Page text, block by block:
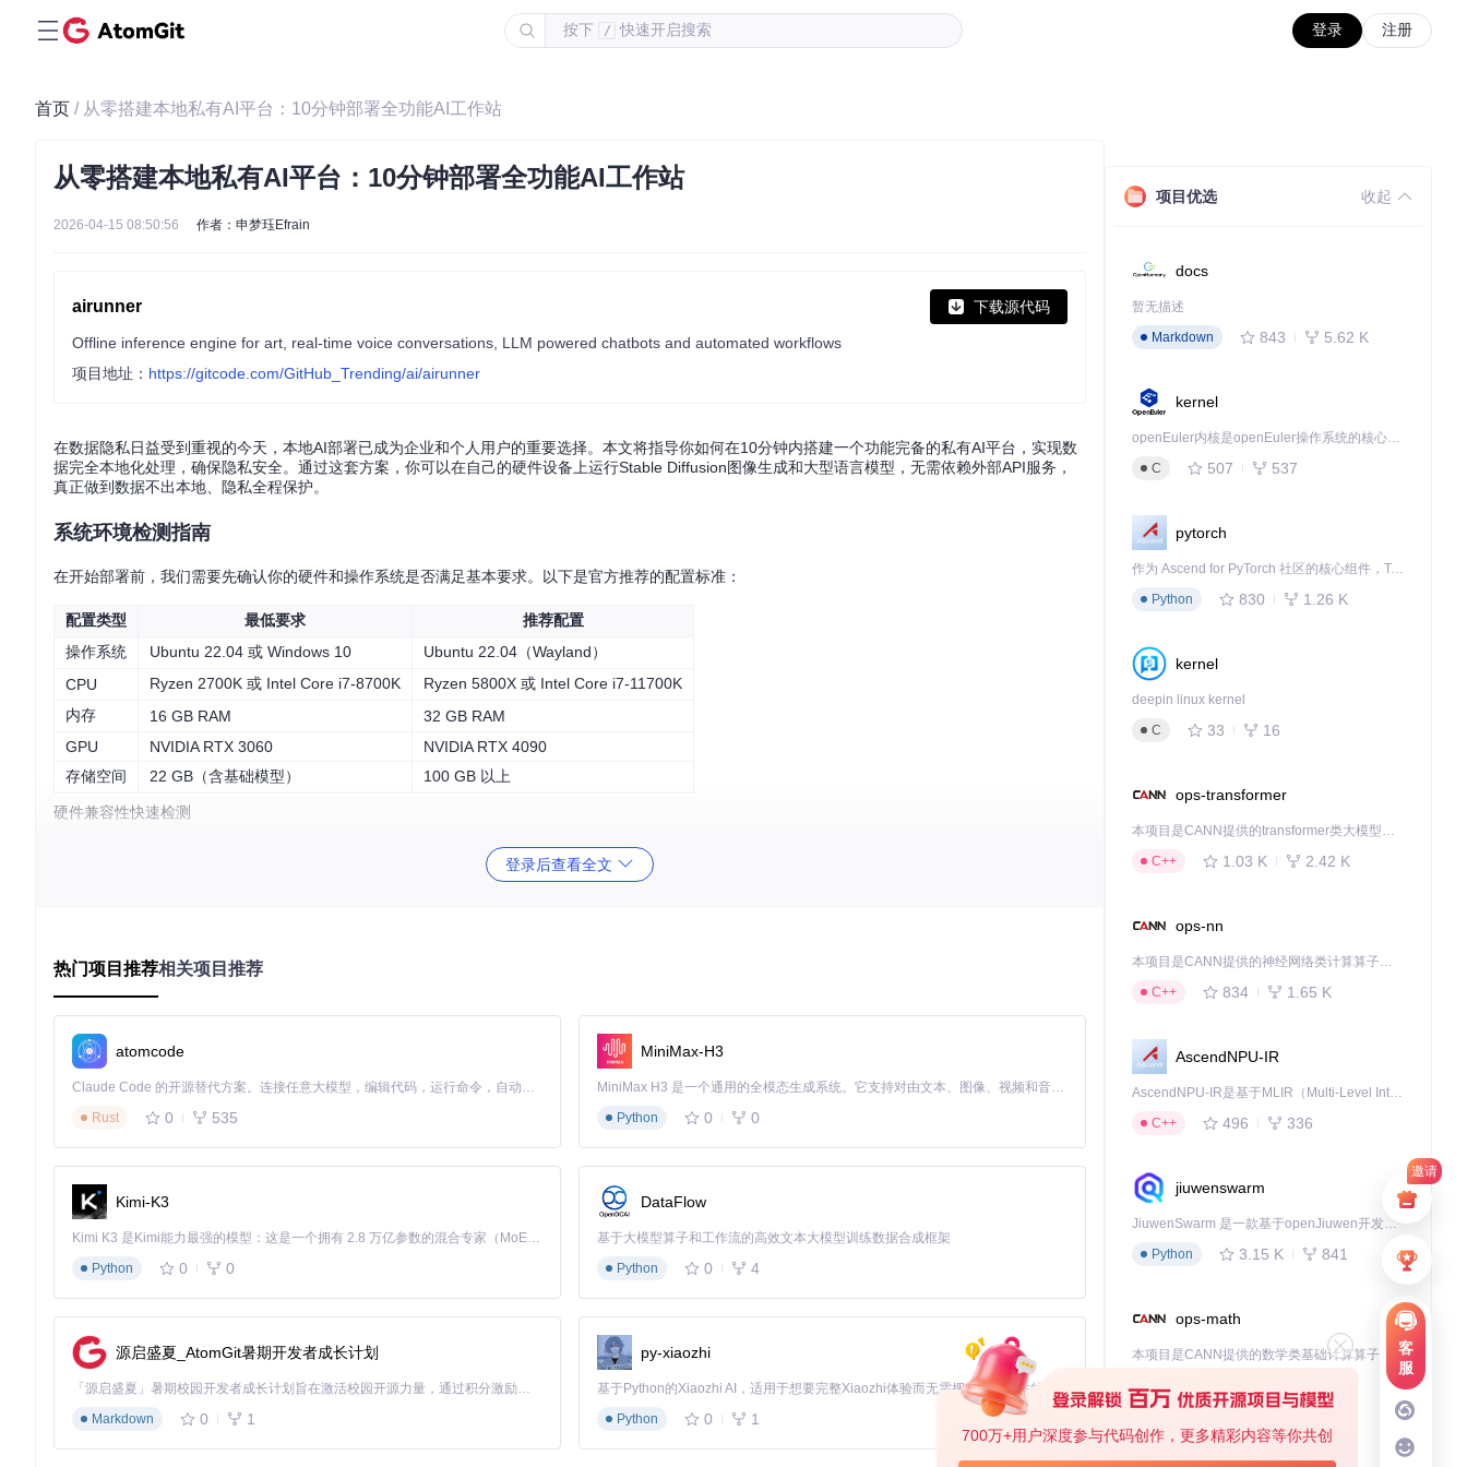
按下 / 快速开启搜索 登录 注册
邀请
客
服
700万+用户深度参与代码创作，更多精彩内容等你共创
首页 / 从零搭建本地私有AI平台：10分钟部署全功能AI工作站
从零搭建本地私有AI平台：10分钟部署全功能AI工作站
2026-04-15 08:50:56 作者：申梦珏Efrain
airunner 下载源代码
Offline inference engine for art, real-time voice conversations, LLM powered chatbots and automated workflows
项目地址： https://gitcode.com/GitHub_Trending/ai/airunner
在数据隐私日益受到重视的今天，本地AI部署已成为企业和个人用户的重要选择。本文将指导你如何在10分钟内搭建一个功能完备的私有AI平台，实现数
据完全本地化处理，确保隐私安全。通过这套方案，你可以在自己的硬件设备上运行Stable Diffusion图像生成和大型语言模型，无需依赖外部API服务，
真正做到数据不出本地、隐私全程保护。
系统环境检测指南
在开始部署前，我们需要先确认你的硬件和操作系统是否满足基本要求。以下是官方推荐的配置标准：
配置类型 最低要求
推荐配置
操作系统
Ubuntu 22.04 或 Windows 10
Ubuntu 22.04（Wayland）
CPU
Ryzen 2700K 或 Intel Core i7-8700K
Ryzen 5800X 或 Intel Core i7-11700K
内存
16 GB RAM
32 GB RAM
GPU
NVIDIA RTX 3060
NVIDIA RTX 4090
存储空间
22 GB（含基础模型） 100 GB 以上
硬件兼容性快速检测
# 检查已安装内存
free -h | awk '/Mem:/ {print $2}'
# 检查NVIDIA GPU型号和驱动版本
nvidia-smi | grep
如果你的GPU是NVIDIA RTX 3060或更高版本，且内存大于等于16GB，那么你已经满足基本运行条件。
环境部署步骤详解
1. 系统依赖安装
首先更新系统并安装必要的依赖包，打开终端执行以下命令：
sudo apt update && sudo
apt install -y make build-essential libssl-dev zlib1g-dev libbz2-dev \
libreadline-dev libsqlite3-dev wget curl llvm libncurses5-dev libncursesw5-dev \
xz-utils tk-dev libffi-dev liblzma-dev python3-openssl git nvidia-cuda-toolkit \
pipewire libportaudio2 libxcb-cursor0 gnupg gpg-agent pinentry-curses espeak \
xclip cmake qt6-qpa-plugins qt6-wayland qt6-gtk-platformtheme mecab \
登录后查看全文
热门项目推荐相关项目推荐
atomcode
Claude Code 的开源替代方案。连接任意大模型，编辑代码，运行命令，自动验证 — 全自动执行。用 Rust 构建，极致性能。 ｜ An open-source alternative to Claude Code. Connect any LLM, edit code, run commands, and verify changes — autonomously. Built in Rust for speed. Get Started
Rust
0 535
MiniMax-H3
MiniMax H3 是一个通用的全模态生成系统。它支持对由文本、图像、视频和音频组成的多模态上下文进行统一理解，并能生成分辨率高达 2K、时长可达 15 秒的带原生立体声音频的视频。得益于面向任务泛化的系统设计，H3 在预训练阶段就已具备广泛的多模态上下文理解与生成能力，能够出色地执行复杂的多模态指令。
Python
0 0
Kimi-K3
Kimi K3 是Kimi能力最强的模型：这是一个拥有 2.8 万亿参数的混合专家（MoE）模型，具备原生视觉理解能力，并支持 100 万 token 的上下文窗口。
Python
0 0
DataFlow
基于大模型算子和工作流的高效文本大模型训练数据合成框架
Python
0 4
源启盛夏_AtomGit暑期开发者成长计划
「源启盛夏」暑期校园开发者成长计划旨在激活校园开源力量，通过积分激励、认证扶持、资源倾斜等形式，引导高校组织和开发者完成「入驻 — 建项目 — 做贡献 — 获认证 — 得资源」的完整闭环。无论你是想带领社团入驻平台的组织者，还是希望用代码贡献证明自己的开发者，都能在这里找到属于你的成长路径。
Markdown
0 1
py-xiaozhi
基于Python的Xiaozhi AI，适用于想要完整Xiaozhi体验而无需拥有专用硬件的用户。
Python
0 1
项目优选 收起
docs
暂无描述
Markdown
843 5.62 K
kernel
openEuler内核是openEuler操作系统的核心，既是系统性能与稳定性的基石，也是连接处理器、设备与服务的桥梁。
C
507 537
pytorch
作为 Ascend for PyTorch 社区的核心组件，TorchNPU 是昇腾专为 PyTorch 打造的深度学习适配插件，使 PyTorch 框架能够直接调用昇腾 NPU，为开发者提供昇腾 AI 处理器的超强算力。
Python
830 1.26 K
kernel
deepin linux kernel
C
33 16
ops-transformer
本项目是CANN提供的transformer类大模型算子库，实现网络在NPU上加速计算。
C++
1.03 K 2.42 K
ops-nn
本项目是CANN提供的神经网络类计算算子库，实现网络在NPU上加速计算。
C++
834 1.65 K
AscendNPU-IR
AscendNPU-IR是基于MLIR（Multi-Level Intermediate Representation）构建的，面向昇腾亲和算子编译时使用的中间表示，提供昇腾完备表达能力，通过编译优化提升昇腾AI处理器计算效率，支持通过生态框架使能昇腾AI处理器与深度调优
C++
496 336
jiuwenswarm
JiuwenSwarm 是一款基于openJiuwen开发的智能AI Agent，它能够将大语言模型的强大能力，通过你日常使用的各类通讯应用，直接延伸至你的指尖。
Python
3.15 K 841
ops-math
C++
deveco-code